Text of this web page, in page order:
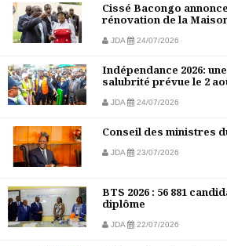
Cissé Bacongo
rénovation de la
JDA 24/07/2026
Indépendance 2026:
salubrité prévue le 2
JDA 24/07/2026
Conseil des ministres
JDA 23/07/2026
BTS 2026 : 56 881
diplôme
JDA 22/07/2026